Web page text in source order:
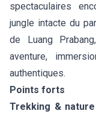
spectaculaires
jungle intacte du
de Luang
aventure,
authentiques.
Points forts
Trekking &